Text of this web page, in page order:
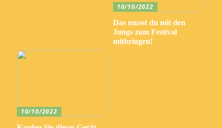
10/10/2022
Das musst du mit den
Jungs zum Festival
mitbringen!
10/10/2022